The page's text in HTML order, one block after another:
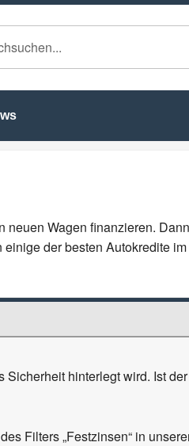
neuen Wagen finanzieren.
der besten Autokredite im
Sicherheit hinterlegt wird. Ist der
Filters „Festzinsen“ in